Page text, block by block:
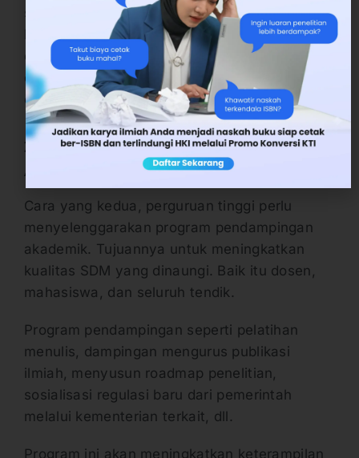
saja yang harus dilakukan untuk memenuhi
kebutuhan akademik tersebut. Bisakah
dipenuhi mandiri, atau harus berkolaborasi
dengan perguruan tinggi lain atau pihak
eksternal.
2. Membuat Program Pendampingan
Akademik
Cara yang kedua, perguruan tinggi perlu
menyelenggarakan program pendampingan
akademik. Tujuannya untuk meningkatkan
kualitas SDM yang dinaungi. Baik itu dosen,
mahasiswa, dan seluruh tendik.
Program pendampingan seperti pelatihan
menulis, dampingan mengurus publikasi
ilmiah, menyusun roadmap penelitian,
sosialisasi regulasi baru dari pemerintah
melalui kementerian terkait, dll.
Program ini akan meningkatkan keterampilan